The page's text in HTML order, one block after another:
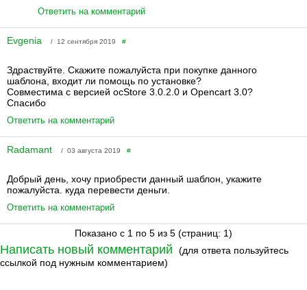
Ответить на комментарий
Evgenia / 12 сентября 2019 #
Здраствуйте. Скажите пожалуйста при покупке данного
шаблона, входит ли помощь по установке?
Совместима с версией ocStore 3.0.2.0 и Opencart 3.0?
Спасибо
Ответить на комментарий
Radamant / 03 августа 2019 #
Добрый день, хочу приобрести данный шаблон, укажите
пожалуйста. куда перевести деньги.
Ответить на комментарий
Показано с 1 по 5 из 5 (страниц: 1)
Написать новый комментарий
(для ответа пользуйтесь
ссылкой под нужным комментарием)